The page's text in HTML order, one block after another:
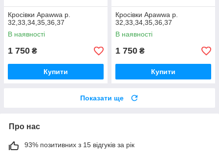
Кросівки Apawwa р.
32,33,34,35,36,37
В наявності
1 750 ₴
Купити
Кросівки Apawwa р.
32,33,34,35,36,37
В наявності
1 750 ₴
Купити
Показати ще
Про нас
93% позитивних з 15 відгуків за рік